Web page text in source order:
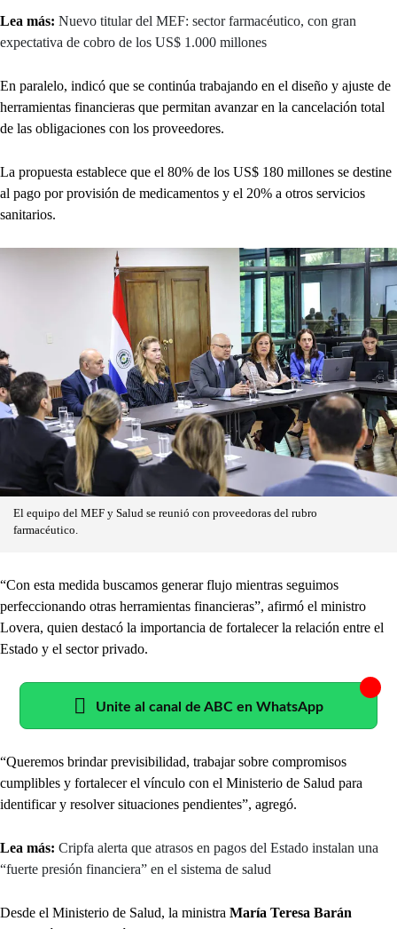
Lea más: Nuevo titular del MEF: sector farmacéutico, con gran
expectativa de cobro de los US$ 1.000 millones
En paralelo, indicó que se continúa trabajando en el diseño y ajuste de
herramientas financieras que permitan avanzar en la cancelación total
de las obligaciones con los proveedores.
La propuesta establece que el 80% de los US$ 180 millones se destine
al pago por provisión de medicamentos y el 20% a otros servicios
sanitarios.
El equipo del MEF y Salud se reunió con proveedoras del rubro
farmacéutico.
“Con esta medida buscamos generar flujo mientras seguimos
perfeccionando otras herramientas financieras”, afirmó el ministro
Lovera, quien destacó la importancia de fortalecer la relación entre el
Estado y el sector privado.
Unite al canal de ABC en WhatsApp
“Queremos brindar previsibilidad, trabajar sobre compromisos
cumplibles y fortalecer el vínculo con el Ministerio de Salud para
identificar y resolver situaciones pendientes”, agregó.
Lea más: Cripfa alerta que atrasos en pagos del Estado instalan una
“fuerte presión financiera” en el sistema de salud
Desde el Ministerio de Salud, la ministra María Teresa Barán